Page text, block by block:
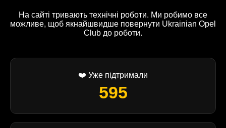
На сайті тривають технічні роботи. Ми робимо все
можливе, щоб якнайшвидше повернути Ukrainian Opel
Club до роботи.
❤️ Уже підтримали
595